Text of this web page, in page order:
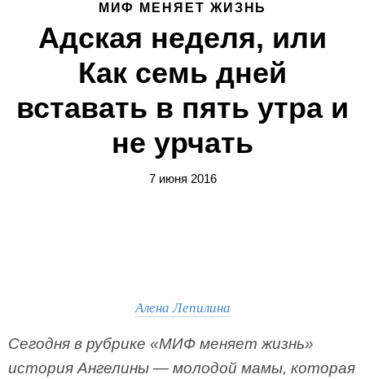
МИФ МЕНЯЕТ ЖИЗНЬ
Адская неделя, или
Как семь дней
вставать в пять утра и
не урчать
7 июня 2016
Алена Лепилина
Cегодня в рубрике «МИФ меняет жизнь»
история Ангелины — молодой мамы, которая